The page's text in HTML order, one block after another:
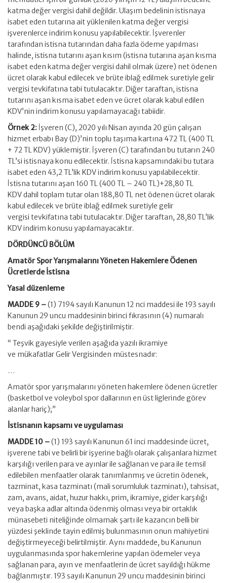
katma değer vergisi dahil değildir. Ulaşım bedelinin istisnaya
isabet eden tutarına ait yüklenilen katma değer vergisi
işverenlerce indirim konusu yapılabilecektir. İşverenler
tarafından istisna tutarından daha fazla ödeme yapılması
halinde, istisna tutarını aşan kısım (istisna tutarına aşan kısma
isabet eden katma değer vergisi dahil olmak üzere) net ödenen
ücret olarak kabul edilecek ve brüte iblağ edilmek suretiyle gelir
vergisi tevkifatına tabi tutulacaktır. Diğer taraftan, istisna
tutarını aşan kısma isabet eden ve ücret olarak kabul edilen
KDV’nin indirim konusu yapılamayacağı tabiidir.
Örnek 2: İşveren (C), 2020 yılı Nisan ayında 20 gün çalışan
hizmet erbabı Bay (D)’nin toplu taşıma kartına 472 TL (400 TL
+ 72 TL KDV) yüklemiştir. İşveren (C) tarafından bu tutarın 240
TL’si istisnaya konu edilecektir. İstisna kapsamındaki bu tutara
isabet eden 43,2 TL’lik KDV indirim konusu yapılabilecektir.
İstisna tutarını aşan 160 TL (400 TL – 240 TL)+28,80 TL
KDV dahil toplam tutar olan 188,80 TL net ödenen ücret olarak
kabul edilecek ve brüte iblağ edilmek suretiyle gelir
vergisi tevkifatına tabi tutulacaktır. Diğer taraftan, 28,80 TL’lik
KDV indirim konusu yapılamayacaktır.
DÖRDÜNCÜ BÖLÜM
Amatör Spor Yarışmalarını Yöneten Hakemlere Ödenen
Ücretlerde İstisna
Yasal düzenleme
MADDE 9 –(1) 7194 sayılı Kanunun 12 nci maddesi ile 193 sayılı
Kanunun 29 uncu maddesinin birinci fıkrasının (4) numaralı
bendi aşağıdaki şekilde değiştirilmiştir.
“ Teşvik gayesiyle verilen aşağıda yazılı ikramiye
ve mükafatlar Gelir Vergisinden müstesnadır:
…
Amatör spor yarışmalarını yöneten hakemlere ödenen ücretler
(basketbol ve voleybol spor dallarının en üst liglerinde görev
alanlar hariç);”
İstisnanın kapsamı ve uygulaması
MADDE 10 –(1) 193 sayılı Kanunun 61 inci maddesinde ücret,
işverene tabi ve belirli bir işyerine bağlı olarak çalışanlara hizmet
karşılığı verilen para ve ayınlar ile sağlanan ve para ile temsil
edilebilen menfaatler olarak tanımlanmış ve ücretin ödenek,
tazminat, kasa tazminatı (mali sorumluluk tazminatı), tahsisat,
zam, avans, aidat, huzur hakkı, prim, ikramiye, gider karşılığı
veya başka adlar altında ödenmiş olması veya bir ortaklık
münasebeti niteliğinde olmamak şartı ile kazancın belli bir
yüzdesi şeklinde tayin edilmiş bulunmasının onun mahiyetini
değiştirmeyeceği belirtilmiştir. Aynı maddede, bu Kanunun
uygulanmasında spor hakemlerine yapılan ödemeler veya
sağlanan para, ayın ve menfaatlerin de ücret sayıldığı hükme
bağlanmıştır. 193 sayılı Kanunun 29 uncu maddesinin birinci